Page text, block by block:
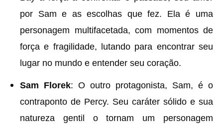
por Sam e as escolhas que fez. Ela é uma
personagem multifacetada, com momentos de
força e fragilidade, lutando para encontrar seu
lugar no mundo e entender seu coração.
Sam Florek: O outro protagonista, Sam, é o
contraponto de Percy. Seu caráter sólido e sua
natureza gentil o tornam um personagem